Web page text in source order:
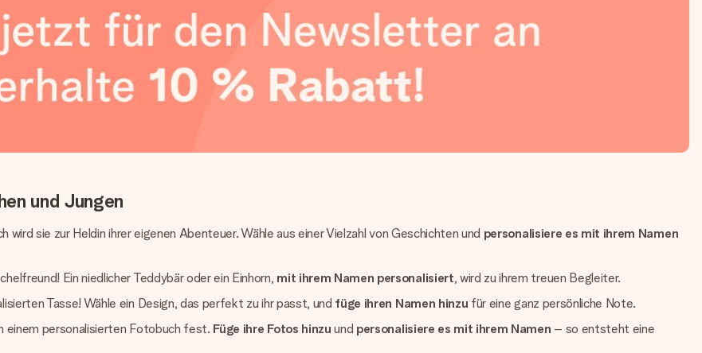
und Jungen
sie zur Heldin ihrer eigenen Abenteuer. Wähle aus einer Vielzahl von Geschichten und personalisiere es mit ihrem Namen
Ein niedlicher Teddybär oder ein Einhorn, mit ihrem Namen personalisiert, wird zu ihrem treuen Begleiter.
Tasse! Wähle ein Design, das perfekt zu ihr passt, und füge ihren Namen hinzu für eine ganz persönliche Note.
einem personalisierten Fotobuch fest. Füge ihre Fotos hinzu und personalisiere es mit ihrem Namen – so entsteht eine